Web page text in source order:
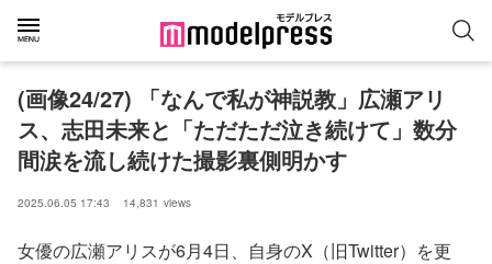
(画像24/27) 「なんで私が神説教」広瀬アリ
ス、志田未来と「ただただ泣き続けて」数分
間涙を流し続けた撮影裏側明かす
2025.06.05 17:43 14,831 views
女優の広瀬アリスが6月4日、自身のX（旧Twitter）を更